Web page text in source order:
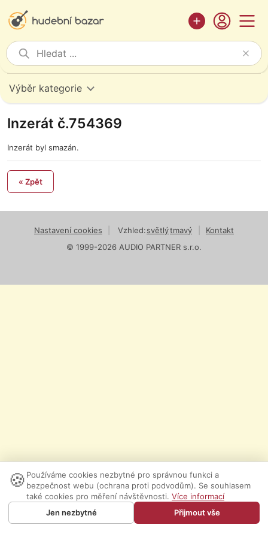
Výběr kategorie
Inzerát č.754369
Inzerát byl smazán.
« Zpět
Nastavení cookies Vzhled:světlýtmavý
Kontakt
© 1999-2026 AUDIO PARTNER s.r.o.
🍪 Používáme cookies nezbytné pro správnou funkci a
bezpečnost webu (ochrana proti podvodům). Se souhlasem
také cookies pro měření návštěvnosti. Více informací
Jen nezbytné
Přijmout vše